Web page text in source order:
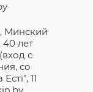
Минский
40 лет
с
со
11